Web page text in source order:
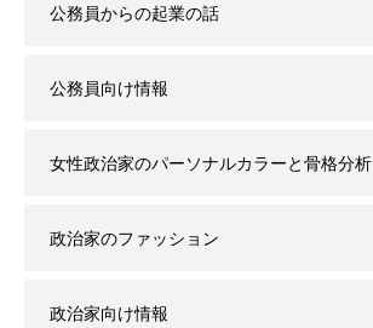
公務員からの起業の話
公務員向け情報
女性政治家のパーソナルカラーと骨格分析
政治家のファッション
政治家向け情報